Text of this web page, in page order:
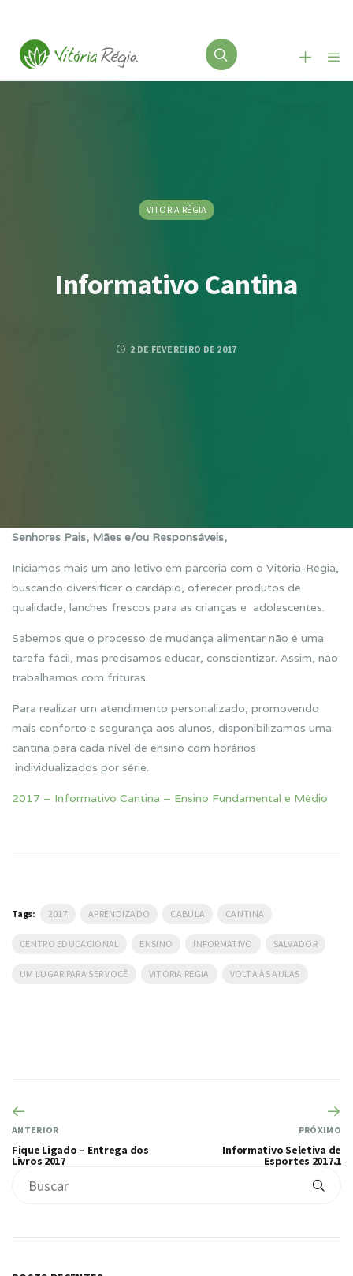
VITORIA RÉGIA
Informativo Cantina
2 DE FEVEREIRO DE 2017
Senhores Pais, Mães e/ou Responsáveis,
Iniciamos mais um ano letivo em parceria com o Vitória-Régia,
buscando diversificar o cardápio, oferecer produtos de
qualidade, lanches frescos para as crianças e adolescentes.
Sabemos que o processo de mudança alimentar não é uma
tarefa fácil, mas precisamos educar, conscientizar. Assim, não
trabalhamos com frituras.
Para realizar um atendimento personalizado, promovendo
mais conforto e segurança aos alunos, disponibilizamos uma
cantina para cada nível de ensino com horários
individualizados por série.
2017 – Informativo Cantina – Ensino Fundamental e Médio
Tags: 2017 APRENDIZADO CABULA CANTINA
CENTRO EDUCACIONAL ENSINO INFORMATIVO SALVADOR
UM LUGAR PARA SER VOCÊ VITORIA REGIA VOLTA ÀS AULAS
ANTERIOR
Fique Ligado – Entrega dos
Livros 2017
PRÓXIMO
Informativo Seletiva de
Esportes 2017.1